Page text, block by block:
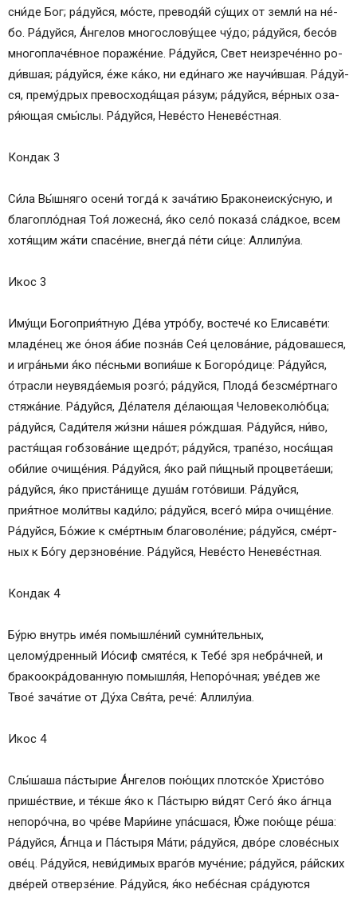
сни́­де Бог; ра́­дуй­ся, мо́сте, преводя́й су́­щих от зем­ли́ на не́­
бо. Ра́­дуй­ся, А́н­ге­лов многослову́щее чу́­до; ра́­дуй­ся, бесо́в
многоплаче́вное пораже́ние. Ра́­дуй­ся, Свет неизрече́нно ро­
ди́в­шая; ра́­дуй­ся, е́же ка́­ко, ни еди́­на­го же научи́вшая. Ра́­дуй­
ся, прему́дрых превосходя́щая ра́­зум; ра́­дуй­ся, ве́р­ных оза­
ря́ю­щая смы́слы. Ра́­дуй­ся, Не­ве́с­то Не­не­ве́ст­ная.
Кондак 3
Си́­ла Вы́ш­ня­го осени́ тог­да́ к зача́тию Браконеиску́сную, и
благопло́дная Тоя́ ложесна́, я́ко село́ по­ка­за́ сла́дкое, всем
хотя́щим жа́ти спа­се́­ние, внег­да́ пе́­ти си́­це: Алли­лу́иа.
Икос 3
Иму́­щи Богоприя́тную Де́ва утро́бу, востече́ ко Елисаве́ти:
младе́нец же о́ноя а́бие по­зна́в Сея́ целова́ние, ра́довашеся,
и игра́ньми я́ко пе́снь­ми во­пия́­ше к Бо­го­ро́­ди­це: Ра́­дуй­ся,
о́трасли не­увя­да́­емыя розго́; ра́­дуй­ся, Плода́ безсме́ртнаго
стяжа́ние. Ра́­дуй­ся, Де́лателя де́лающая Человеколю́бца;
ра́­дуй­ся, Сади́теля жи́з­ни на́шея ро́жд­шая. Ра́­дуй­ся, ни́во,
растя́щая гобзова́ние щед­ро́т; ра́­дуй­ся, трапе́зо, нося́щая
оби́­лие очище́ния. Ра́­дуй­ся, я́ко рай пи́щный процвета́еши;
ра́­дуй­ся, я́ко при­ста́­ни­ще ду­ша́м гото́виши. Ра́­дуй­ся,
прия́тное мо­ли́т­вы ка­ди́­ло; ра́­дуй­ся, всего́ ми́­ра очи­ще́­ние.
Ра́­дуй­ся, Бо́­жие к сме́ртным благоволе́ние; ра́­дуй­ся, сме́рт­
ных к Бо́­гу дерз­но­ве́­ние. Ра́­дуй­ся, Не­ве́с­то Не­не­ве́ст­ная.
Кондак 4
Бу́­рю внутрь име́я по­мыш­ле́­ний су­мни́­тель­ных,
целому́дренный Ио́сиф смяте́ся, к Те­бе́ зря небра́чней, и
бракоокра́дованную помышля́я, Непоро́чная; уве́­дев же
Твое́ зача́тие от Ду́­ха Свя́та, ре­че́: Алли­лу́иа.
Икос 4
Слы́шаша па́стырие А́н­ге­лов пою́щих плотско́е Хрис­то́­во
прише́ствие, и те́кше я́ко к Па́­сты­рю ви́дят Се­го́ я́ко а́гнца
непоро́чна, во чре́ве Мари́ине упа́сшася, Ю́же пою́­ще ре́ша:
Ра́­дуй­ся, А́гнца и Па́стыря Ма́­ти; ра́­дуй­ся, дво́ре слове́сных
ове́ц. Ра́­дуй­ся, не­ви́­ди­мых вра­го́в муче́ние; ра́­дуй­ся, ра́йс­ких
две́рей отверзе́ние. Ра́­дуй­ся, я́ко не­бе́с­ная сра́дуются